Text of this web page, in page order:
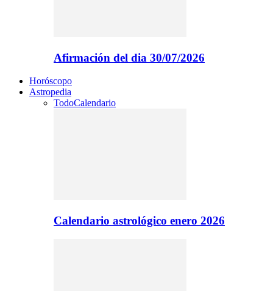
Afirmación del dia 30/07/2026
Horóscopo
Astropedia
TodoCalendario
Calendario astrológico enero 2026